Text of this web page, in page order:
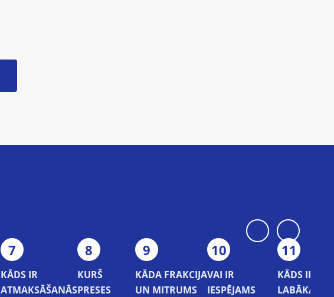
7
KĀDS IR
ATMAKSĀŠANĀS
8
KURŠ
PRESES
9
KĀDA FRAKCIJA
UN MITRUMS
10
VAI IR
IESPĒJAMS
11
KĀDS IR
LABĀKAIS